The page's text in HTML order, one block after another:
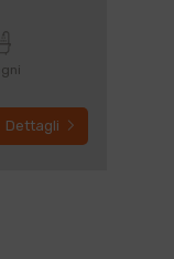
Dettagli